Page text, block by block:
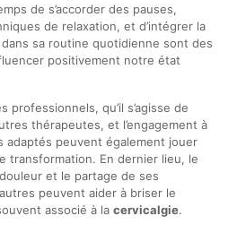
de s’accorder des pauses,
de relaxation, et d’intégrer la
sa routine quotidienne sont des
positivement notre état
professionnels, qu’il s’agisse de
thérapeutes, et l’engagement à
adaptés peuvent également jouer
transformation. En dernier lieu, le
et le partage de ses
peuvent aider à briser le
associé à la cervicalgie.